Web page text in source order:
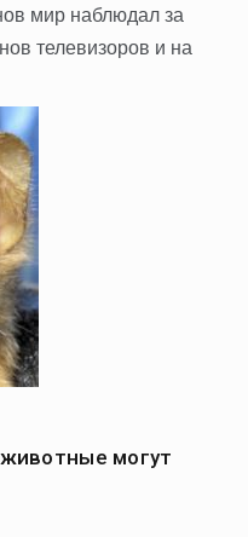
мир наблюдал за
телевизоров и на
могут